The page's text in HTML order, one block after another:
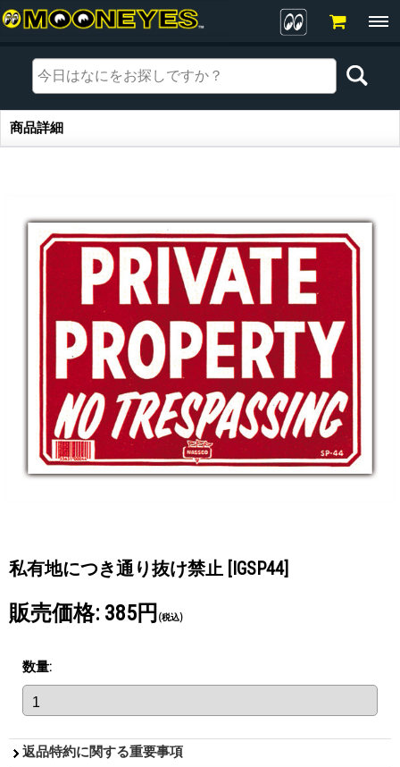
商品詳細
商品詳細
私有地につき通り抜け禁止 [IGSP44]
販売価格: 385円 (税込)
数量:
返品特約に関する重要事項